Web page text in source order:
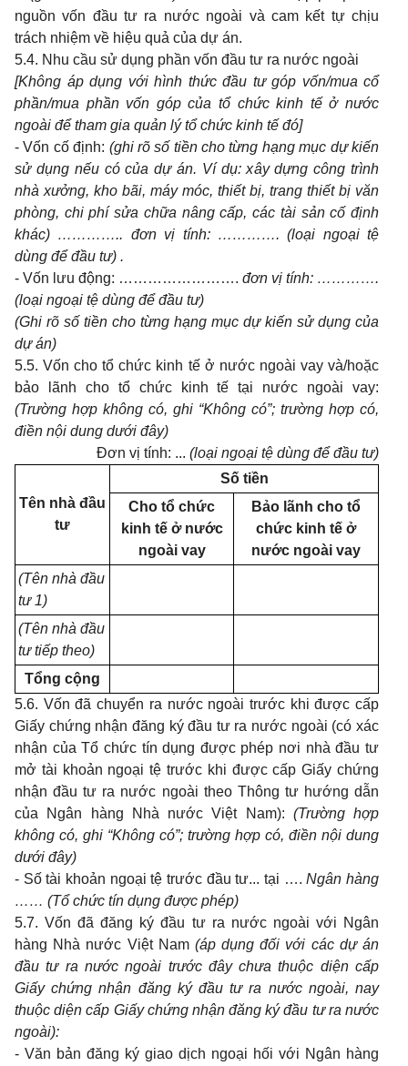
nguồn vốn đầu tư ra nước ngoài và cam kết tự chịu
trách nhiệm về hiệu quả của dự án.
5.4. Nhu cầu sử dụng phần vốn đầu tư ra nước ngoài
[Không áp dụng với hình thức đầu tư góp vốn/mua cổ
phần/mua phần vốn góp của tổ chức kinh tế ở nước
ngoài để tham gia quản lý tổ chức kinh tế đó]
- Vốn cố định: (ghi rõ số tiền cho từng hạng mục dự kiến
sử dụng nếu có của dự án. Ví dụ: xây dựng công trình
nhà xưởng, kho bãi, máy móc, thiết bị, trang thiết bị văn
phòng, chi phí sửa chữa nâng cấp, các tài sản cố định
khác) ………….. đơn vị tính: …………. (loại ngoại tệ
dùng để đầu tư) .
- Vốn lưu động: ……………………. đơn vị tính: ………….
(loại ngoại tệ dùng để đầu tư)
(Ghi rõ số tiền cho từng hạng mục dự kiến sử dụng của
dự án)
5.5. Vốn cho tổ chức kinh tế ở nước ngoài vay và/hoặc
bảo lãnh cho tổ chức kinh tế tại nước ngoài vay:
(Trường hợp không có, ghi “Không có”; trường hợp có,
điền nội dung dưới đây)
Đơn vị tính: ... (loại ngoại tệ dùng để đầu tư)
Tên nhà đầu
tư
Số tiền
Cho tổ chức
kinh tế ở nước
ngoài vay
Bảo lãnh cho tổ
chức kinh tế ở
nước ngoài vay
(Tên nhà đầu
tư 1)
(Tên nhà đầu
tư tiếp theo)
Tổng cộng
5.6. Vốn đã chuyển ra nước ngoài trước khi được cấp
Giấy chứng nhận đăng ký đầu tư ra nước ngoài (có xác
nhận của Tổ chức tín dụng được phép nơi nhà đầu tư
mở tài khoản ngoại tệ trước khi được cấp Giấy chứng
nhận đầu tư ra nước ngoài theo Thông tư hướng dẫn
của Ngân hàng Nhà nước Việt Nam): (Trường hợp
không có, ghi “Không có”; trường hợp có, điền nội dung
dưới đây)
- Số tài khoản ngoại tệ trước đầu tư... tại ….Ngân hàng
…… (Tổ chức tín dụng được phép)
5.7. Vốn đã đăng ký đầu tư ra nước ngoài với Ngân
hàng Nhà nước Việt Nam (áp dụng đối với các dự án
đầu tư ra nước ngoài trước đây chưa thuộc diện cấp
Giấy chứng nhận đăng ký đầu tư ra nước ngoài, nay
thuộc diện cấp Giấy chứng nhận đăng ký đầu tư ra nước
ngoài):
- Văn bản đăng ký giao dịch ngoại hối với Ngân hàng